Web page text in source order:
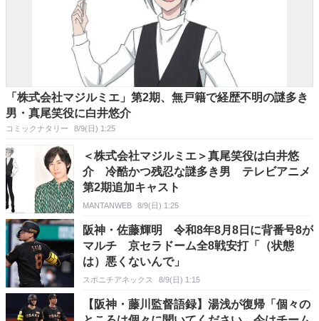
「株式会社マジルミエ」第2期、無戸籍で経歴不明の謎多き
男・真尾笑役に白井悠介
コミックナタリー 8/9(日) 1:25
＜株式会社マジルミエ＞真尾笑役は白井悠
介 冷酷かつ残忍な謎多き男 テレビアニメ
第2期追加キャスト
MANTANWEB 8/9(日) 1:25
阪神・佐藤輝明 令和8年8月8日に背番号8が
マルチ 京セラドーム全8戦安打「（状態
は）悪くないんで」
スポニチアネックス 8/9(日) 1:15
【阪神・藤川監督語録】湯浅が復帰「個々の